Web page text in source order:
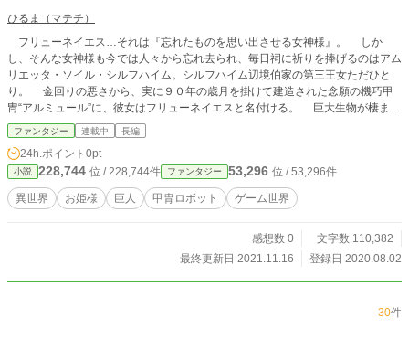
ひるま（マテチ）
フリューネイエス…それは『忘れたものを思い出させる女神様』。 しか
し、そんな女神様も今では人々から忘れ去られ、毎日祠に祈りを捧げるのはアム
リエッタ・ソイル・シルフハイム。シルフハイム辺境伯家の第三王女ただひと
り。 金回りの悪さから、実に９０年の歳月を掛けて建造された念願の機巧甲
冑“アルミュール”に、彼女はフリューネイエスと名付ける。 巨大生物が棲ま
う“ガルガンチュアの地”の侵食は止まる事を知らず、やってくる一つ目巨人や獣
（オオケモノ）たちの脅威にさらされる中、突然隣国のダノイが侵攻を開始し
た。 時同じくして大獣の山羊が！そしてその後方にはサイクロプスがガルガ
ンチュアの地からアイロンケイヴ（シルフハイム領国）へと侵入してくる。
否応もなく兵力の分散を余技なくされるシルフハイム軍。 国難が続く中、ア
ムリエッタは決意する。 アルミュール”フリューネイエス”を駆り、この窮地を
ファンタジー 連載中 長編
24h.ポイント 0pt
小説 228,744 位 / 228,744件 ファンタジー 53,296 位 / 53,296件
異世界 お姫様 巨人 甲胄ロボット ゲーム世界
感想数 0
文字数 110,382
最終更新日 2021.11.16
登録日 2020.08.02
30件